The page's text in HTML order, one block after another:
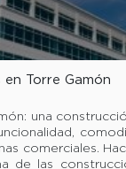
Torre Gamón
una
comerciales.
de las